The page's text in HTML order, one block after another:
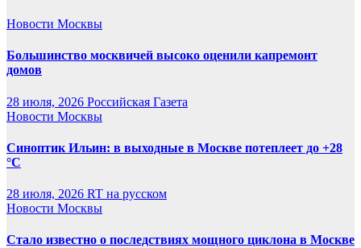
Новости Москвы
Большинство москвичей высоко оценили капремонт
домов
28 июля, 2026 Российская Газета
Новости Москвы
Синоптик Ильин: в выходные в Москве потеплеет до +28
°C
28 июля, 2026 RT на русском
Новости Москвы
Стало известно о последствиях мощного циклона в Москве